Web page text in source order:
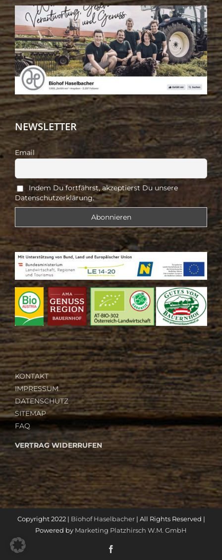
NEWSLETTER
Email
Indem Du fortfährst, akzeptierst Du unsere
Datenschutzerklärung.
KONTAKT
IMPRESSUM
DATENSCHUTZ
SITEMAP
FAQ
VERTRAG WIDERRUFEN
Copyright 2022 | Biohof Haselbacher| All Rights Reserved |
Powered by Marketing Platzhirsch W.M. GmbH